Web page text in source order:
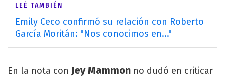
LEÉ TAMBIÉN
Emily Ceco confirmó su relación con Roberto
García Moritán: "Nos conocimos en..."
En la nota con Jey Mammon no dudó en criticar